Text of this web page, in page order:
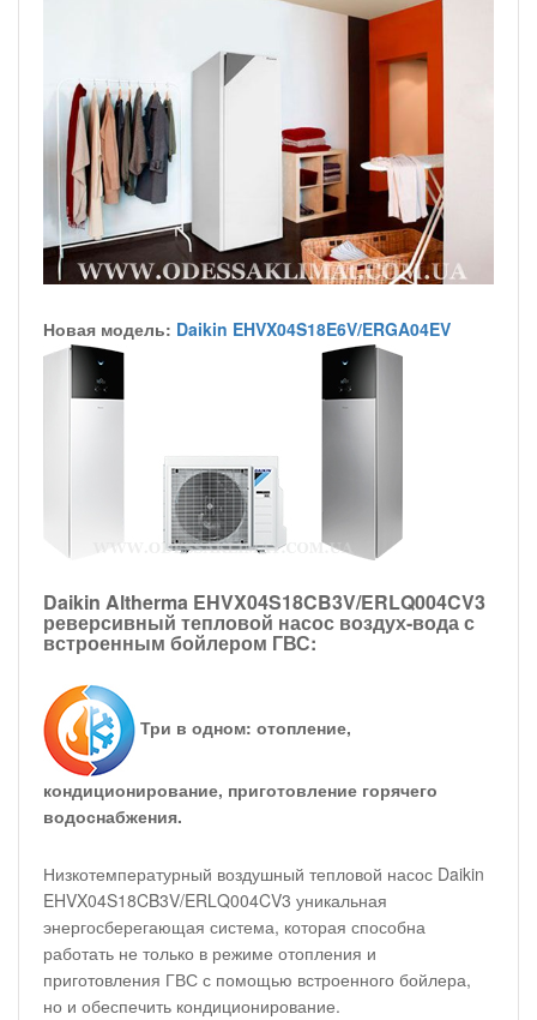
Новая модель: Daikin EHVX04S18E6V/ERGA04EV
Daikin Altherma EHVX04S18CB3V/ERLQ004CV3
реверсивный тепловой насос воздух-вода с
встроенным бойлером ГВС:
Три в одном: отопление,
кондиционирование, приготовление горячего
водоснабжения.
Низкотемпературный воздушный тепловой насос Daikin
EHVX04S18CB3V/ERLQ004CV3 уникальная
энергосберегающая система, которая способна
работать не только в режиме отопления и
приготовления ГВС с помощью встроенного бойлера,
но и обеспечить кондиционирование.